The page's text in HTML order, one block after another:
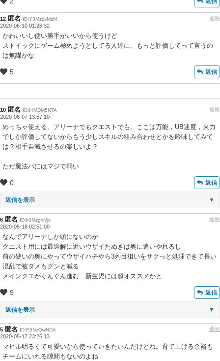
12 匿名 ID:Y3MzcxMzM
2020-06-10 01:28:32
通報
かわいいし使い勝手がいいから使うけど
ストイックにゲーム極めようとしてる人達に、もっと評価してって言うの
は無謀かな
5 返信
10 匿名 ID:I4MDM5NTA
2020-06-07 13:57:10
通報
めっちゃ使える。アリーナでもクエストでも。ここは万能，UB速度，火力
でしか評価してないからもう少しスキルの組み合わせとかを吟味してみて
は？相手自滅させるの楽しいよ？
ただ魔法パにはマジで弱い
0 返信
返信を表示 ▼
6 匿名 ID:k0MzgxMjc
2020-05-18 02:51:00
通報
なんでアリーナしか頭にないのか
クエスト用には最適解に近いウザイたぬきは奥に追いやれるし
前の硬いの奥にやってウザイハチやら3列目狙いをサクっと処理できて長い
混乱で被ダメもグンと減る
メインクエがぐんぐん進む 新生児には超オススメかと
9 返信
返信を表示 ▼
5 匿名 ID:E5NzQwNDA
2020-05-17 23:26:13
通報
マヒル明るくて可愛いから使っていきたいんだけどね。育て上げる余裕も
チームにいれる隙間もないのよね